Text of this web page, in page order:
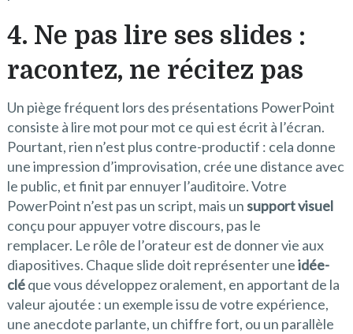
4. Ne pas lire ses slides :
racontez, ne récitez pas
Un piège fréquent lors des présentations PowerPoint
consiste à lire mot pour mot ce qui est écrit à l’écran.
Pourtant, rien n’est plus contre-productif : cela donne
une impression d’improvisation, crée une distance avec
le public, et finit par ennuyer l’auditoire. Votre
PowerPoint n’est pas un script, mais unsupport visuel
conçu pour appuyer votre discours, pas le
remplacer. Le rôle de l’orateur est de donner vie aux
diapositives. Chaque slide doit représenter uneidée-
cléque vous développez oralement, en apportant de la
valeur ajoutée : un exemple issu de votre expérience,
une anecdote parlante, un chiffre fort, ou un parallèle